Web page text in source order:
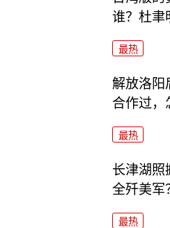
谁？杜聿
最热
解放洛阳
合作过，
最热
长津湖照
全歼美军
最热